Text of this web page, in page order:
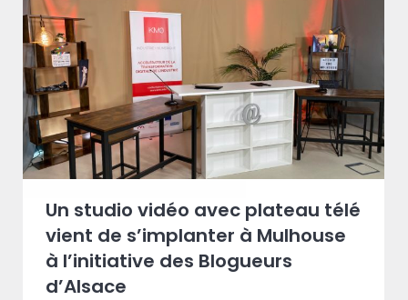
Un studio vidéo avec plateau télé
vient de s’implanter à Mulhouse
à l’initiative des Blogueurs
d’Alsace